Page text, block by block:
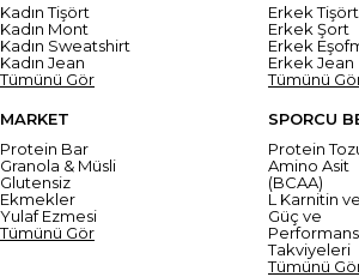
Kadın Tişört
Kadın Mont
Kadın Sweatshirt
Kadın Jean
Tümünü Gör
Erkek Tişört
Erkek Şort
Erkek
Erkek Jean
Tümünü
MARKET
Protein Bar
Granola & Müsli
Glutensiz
Ekmekler
Yulaf Ezmesi
Tümünü Gör
SPORCU
Protein
Amino Asit
(BCAA)
L Karnitin
Güç ve
Performans
Takviyeleri
Tümünü